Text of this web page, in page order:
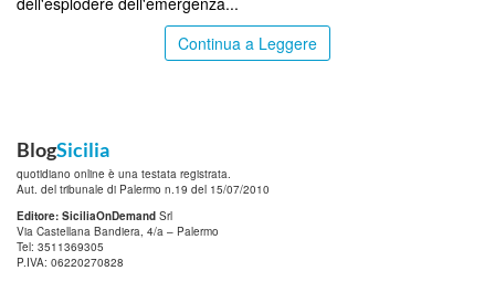
Continua a Leggere
BlogSicilia
quotidiano online è una testata registrata.
Aut. del tribunale di Palermo n.19 del 15/07/2010
Editore: SiciliaOnDemand Srl
Via Castellana Bandiera, 4/a – Palermo
Tel: 3511369305
P.IVA: 06220270828